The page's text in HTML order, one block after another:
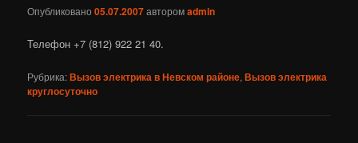
Опубликовано05.07.2007авторомadmin
Телефон +7 (812) 922 21 40.
Рубрика:Вызов электрика в Невском районе,Вызов электрика
круглосуточно